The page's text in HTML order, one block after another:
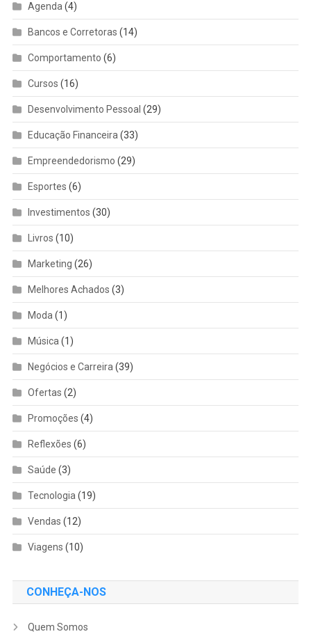
Agenda(4)
Bancos e Corretoras (14)
Comportamento (6)
Cursos (16)
Desenvolvimento Pessoal (29)
Educação Financeira(33)
Empreendedorismo (29)
Esportes (6)
Investimentos (30)
Livros (10)
Marketing (26)
Melhores Achados (3)
Moda(1)
Música(1)
Negócios e Carreira(39)
Ofertas (2)
Promoções (4)
Reflexões (6)
Saúde (3)
Tecnologia(19)
Vendas (12)
Viagens (10)
CONHEÇA-NOS
Quem Somos